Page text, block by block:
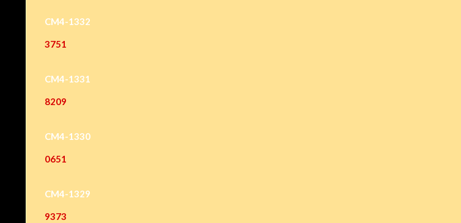
CM4-1332
3751
CM4-1331
8209
CM4-1330
0651
CM4-1329
9373